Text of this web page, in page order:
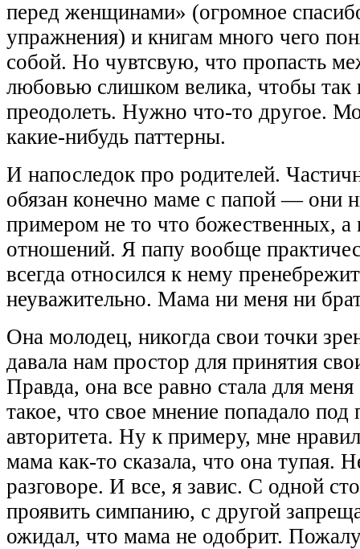
перед женщинами» (огромное
упражнения) и книгам много чего
собой. Но чувтсвую, что пропасть
любовью слишком велика, чтобы так
преодолеть. Нужно что-то другое.
какие-нибудь паттерны.
И напоследок про родителей.
обязан конечно маме с папой — они
примером не то что божественных, а
отношений. Я папу вообще
всегда относился к нему
неуважительно. Мама ни меня ни
Она молодец, никогда свои точки
давала нам простор для принятия
Правда, она все равно стала для
такое, что свое мнение попадало под
авторитета. Ну к примеру, мне
мама как-то сказала, что она тупая.
разговоре. И все, я завис. С одной
проявить симпанию, с другой
ожидал, что мама не одобрит.